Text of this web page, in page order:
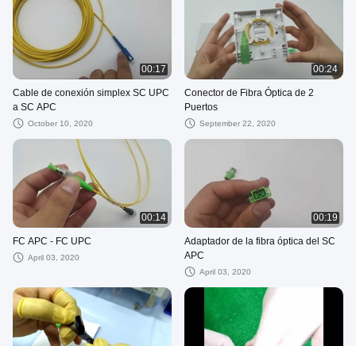
00:17
Cable de conexión simplex SC UPC
a SC APC
October 10, 2020
00:24
Conector de Fibra Óptica de 2
Puertos
September 22, 2020
00:14
FC APC - FC UPC
April 03, 2020
00:19
Adaptador de la fibra óptica del SC
APC
April 03, 2020